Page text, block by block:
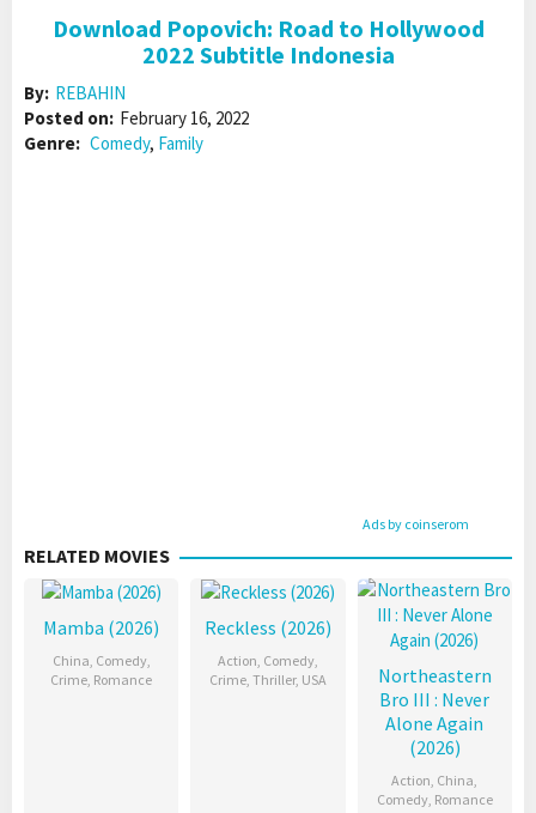
Download Popovich: Road to Hollywood
2022 Subtitle Indonesia
By: REBAHIN
Posted on: February 16, 2022
Genre: Comedy, Family
Ads by coinserom
RELATED MOVIES
Mamba (2026)
China, Comedy,
Crime, Romance
Reckless (2026)
Action, Comedy,
Crime, Thriller, USA
Northeastern
Bro III : Never
Alone Again
(2026)
Action, China,
Comedy, Romance